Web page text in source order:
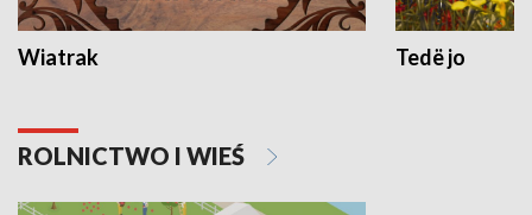
Wiatrak Tedë jo
ROLNICTWO I WIEŚ